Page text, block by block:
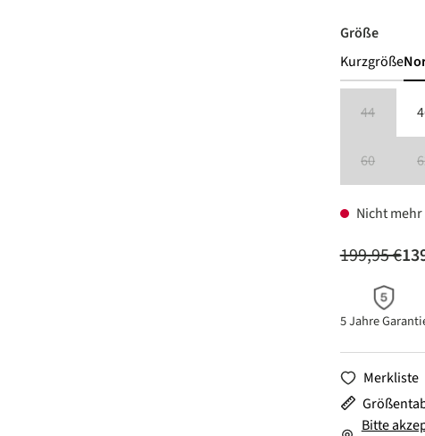
Größe
Kurzgröße
44
60
Nicht
199,95 €
5 Jahre
Merkliste
Bitte